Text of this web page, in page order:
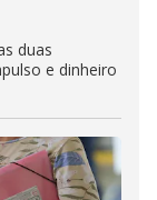
duas
e dinheiro